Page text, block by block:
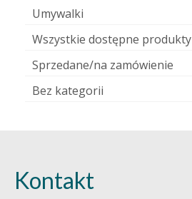
Umywalki
Wszystkie dostępne produkty
Sprzedane/na zamówienie
Bez kategorii
Kontakt